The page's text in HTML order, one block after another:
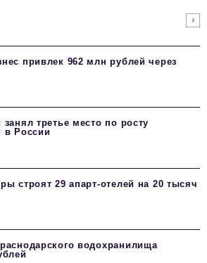
привлек 962 млн рублей через
третье место по росту
в России
строят 29 апарт-отелей на 20 тысяч
водохранилища